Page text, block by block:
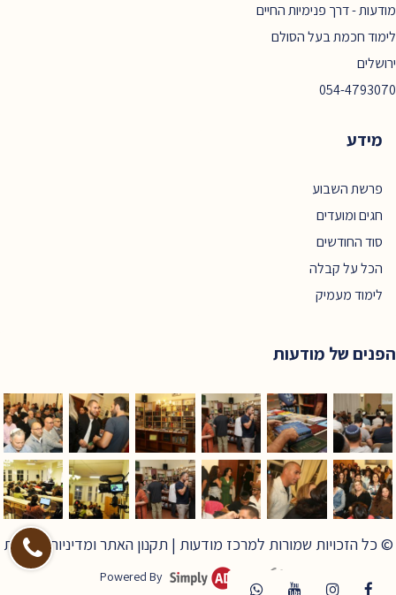
מודעות - דרך פנימיות החיים
לימוד חכמת בעל הסולם
ירושלים
054-4793070
מידע
פרשת השבוע
חגים ומועדים
סוד החודשים
הכל על קבלה
לימוד מעמיק
הפנים של מודעות
© כל הזכויות שמורות למרכז מודעות | תקנון האתר ומדיניות פרטיות
Powered By